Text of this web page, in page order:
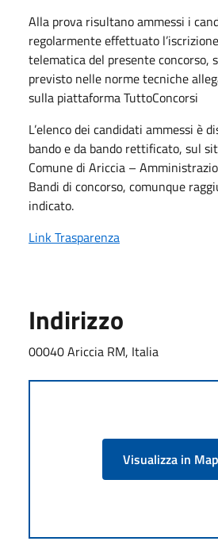
Alla prova risultano ammessi i
regolarmente effettuato
telematica del presente concorso,
previsto nelle norme tecniche
sulla piattaforma TuttoConcorsi
L’elenco dei candidati ammessi è
bando e da bando rettificato, sul
Comune di Ariccia –
Bandi di concorso, comunque
indicato.
Link Trasparenza
Indirizzo
00040 Ariccia RM, Italia
Visualizza in